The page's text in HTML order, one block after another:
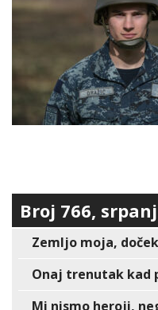
Broj 766,
Zemljo moja,
Onaj trenutak kad
Mi nismo heroji,